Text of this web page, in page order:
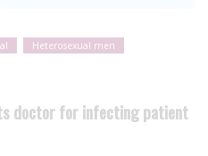
Heterosexual men
doctor for infecting patient